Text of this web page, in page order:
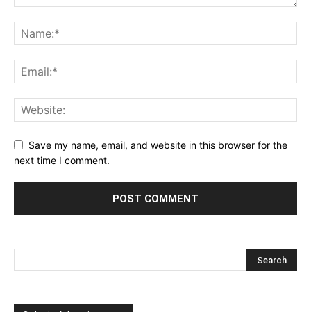
Save my name, email, and website in this browser for the
next time I comment.